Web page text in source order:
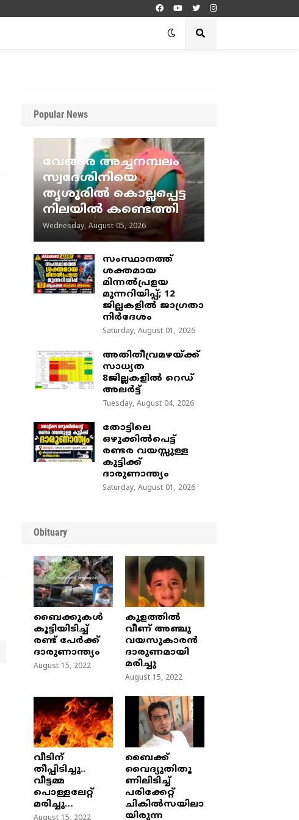
Popular News
വേങ്ങര അച്ചനമ്പലം
സ്വദേശിനിയെ
തൃശൂരിൽ കൊല്ലപ്പെട്ട
നിലയിൽ കണ്ടെത്തി
Wednesday, August 05, 2026
സംസ്ഥാനത്ത്
ശക്തമായ
മിന്നൽപ്രളയ
മുന്നറിയിപ്പ്; 12
ജില്ലകളിൽ ജാഗ്രതാ
നിർദേശം
Saturday, August 01, 2026
അതിതീവ്രമഴയ്ക്ക്
സാധ്യത
8ജില്ലകളിൽ റെഡ്
അലർട്ട്
Tuesday, August 04, 2026
തോട്ടിലെ
ഒഴുക്കിൽപെട്ട്
രണ്ടര വയസ്സുള്ള
കുട്ടിക്ക്
ദാരുണാന്ത്യം
Saturday, August 01, 2026
Obituary
ബൈക്കുകൾ
കൂട്ടിയിടിച്ച്
രണ്ട് പേർക്ക്
ദാരുണാന്ത്യം
August 15, 2022
കുളത്തില്‍
വീണ് അഞ്ചു
വയസുകാരന്‍
ദാരുണമായി
മരിച്ചു
August 15, 2022
വീടിന്
തീപ്പിടിച്ചു..
വീട്ടമ്മ
പൊള്ളലേറ്റ്
മരിച്ചു…
ബൈക്ക്
വൈദ്യുതിതൂ
ണിലിടിച്ച്‌
പരിക്കേറ്റ്
ചികില്‍സയിലാ
യിരുന്ന